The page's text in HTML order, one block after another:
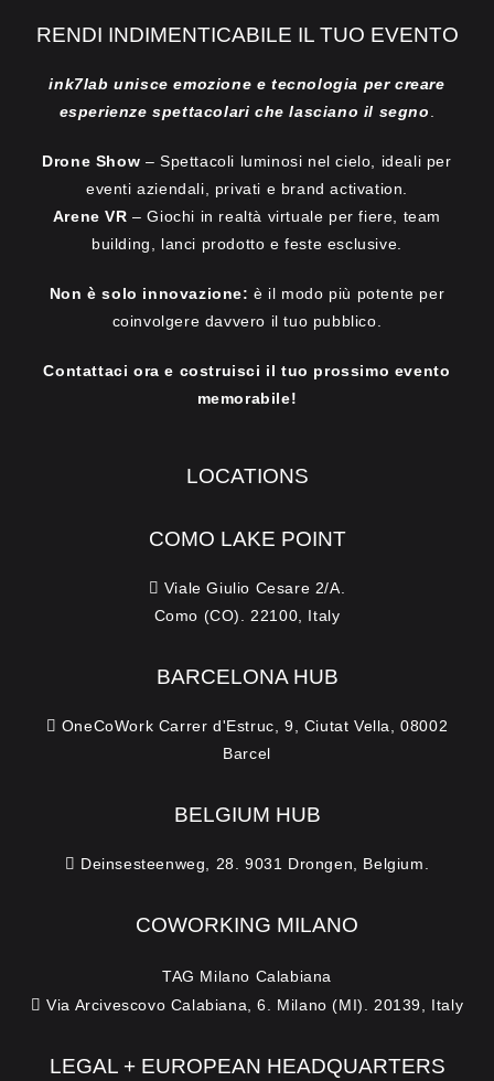
RENDI INDIMENTICABILE IL TUO EVENTO
ink7lab unisce emozione e tecnologia per creare
esperienze spettacolari che lasciano il segno
Drone Show – Spettacoli luminosi nel cielo, ideali per
eventi aziendali, privati e brand activation.
Arene VR– Giochi in realtà virtuale per fiere, team
building, lanci prodotto e feste esclusive.
Non è solo innovazione: è il modo più potente per
coinvolgere davvero il tuo pubblico.
Contattaci ora e costruisci il tuo prossimo evento
memorabile!
LOCATIONS
COMO LAKE POINT
Viale Giulio Cesare 2/A.
Como (CO). 22100, Italy
BARCELONA HUB
OneCoWork Carrer d'Estruc, 9, Ciutat Vella, 08002
Barcel
BELGIUM HUB
Deinsesteenweg, 28. 9031 Drongen, Belgium.
COWORKING MILANO
TAG Milano Calabiana
Via Arcivescovo Calabiana, 6. Milano (MI). 20139, Italy
LEGAL + EUROPEAN HEADQUARTERS